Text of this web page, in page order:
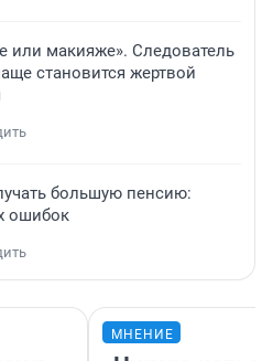
или макияже». Следователь
становится жертвой
большую пенсию:
ошибок
МНЕНИЕ